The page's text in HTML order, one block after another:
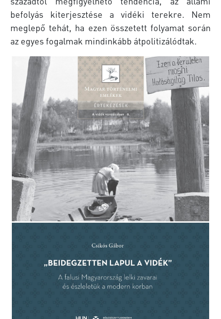
befolyás kiter­jesztése a vidéki terekre. Nem
meglepő tehát, ha ezen összetett fo­lyamat során
az egyes fogalmak mindinkább átpolitizálódtak.